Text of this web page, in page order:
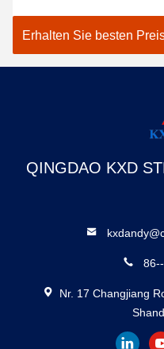
n mit flexiblem Layout
Erhalten Sie besten
QINGDAO KXD
Nr. 17 Changjiang